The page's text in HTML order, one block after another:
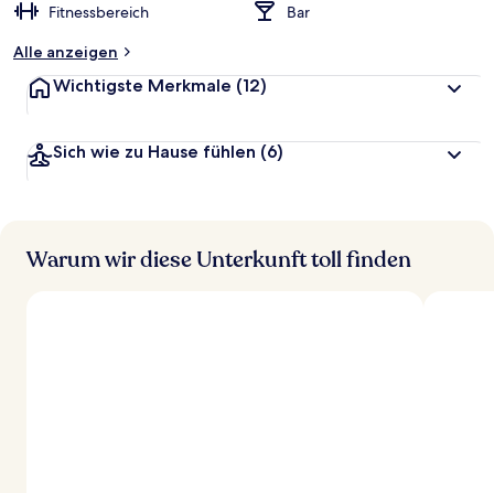
Fitnessbereich
Bar
Alle anzeigen
Wichtigste Merkmale (12)
Sich wie zu Hause fühlen (6)
Warum wir diese Unterkunft toll finden